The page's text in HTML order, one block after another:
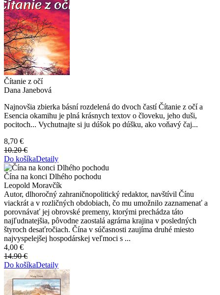
Čítanie z očí
Dana Janebová
Najnovšia zbierka básní rozdelená do dvoch častí Čítanie z očí a
Esencia okamihu je plná krásnych textov o človeku, jeho duši,
pocitoch... Vychutnajte si ju dúšok po dúšku, ako voňavý čaj...
8,70 €
10.20 €
Do košíkaDetaily
Čína na konci Dlhého pochodu
Leopold Moravčík
Autor, dlhoročný zahraničnopolitický redaktor, navštívil Čínu
viackrát a v rozličných obdobiach, čo mu umožnilo zaznamenať a
porovnávať jej obrovské premeny, ktorými prechádza táto
najľudnatejšia, pôvodne zaostalá agrárna krajina v posledných
štyroch desaťročiach. Čína v súčasnosti zaujíma druhé miesto
najvyspelejšej hospodárskej veľmoci s ...
4,00 €
14.90 €
Do košíkaDetaily